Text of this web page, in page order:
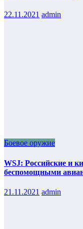
22.11.2021 admin
Боевое оружие
WSJ: Российские и
беспомощными
21.11.2021 admin